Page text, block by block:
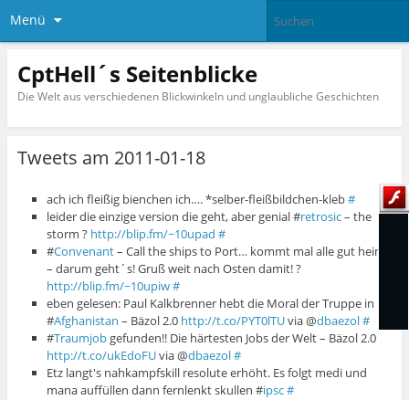
Menü
CptHell´s Seitenblicke
Die Welt aus verschiedenen Blickwinkeln und unglaubliche Geschichten
Tweets am 2011-01-18
ach ich fleißig bienchen ich…. *selber-fleißbildchen-kleb#
leider die einzige version die geht, aber genial #retrosic– the
storm ? http://blip.fm/~10upad #
#Convenant– Call the ships to Port… kommt mal alle gut heim
– darum geht´s! Gruß weit nach Osten damit! ?
http://blip.fm/~10upiw#
eben gelesen: Paul Kalkbrenner hebt die Moral der Truppe in
#Afghanistan – Bäzol 2.0 http://t.co/PYT0lTUvia @dbaezol#
#Traumjob gefunden!! Die härtesten Jobs der Welt – Bäzol 2.0
http://t.co/ukEdoFUvia @dbaezol#
Etz langt's nahkampfskill resolute erhöht. Es folgt medi und
mana auffüllen dann fernlenkt skullen #ipsc#